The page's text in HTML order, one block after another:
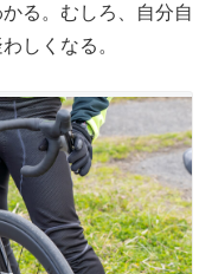
る。むしろ、自分自
しくなる。